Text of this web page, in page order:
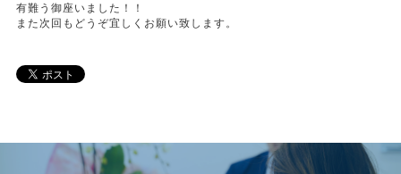
有難う御座いました！！
また次回もどうぞ宜しくお願い致します。